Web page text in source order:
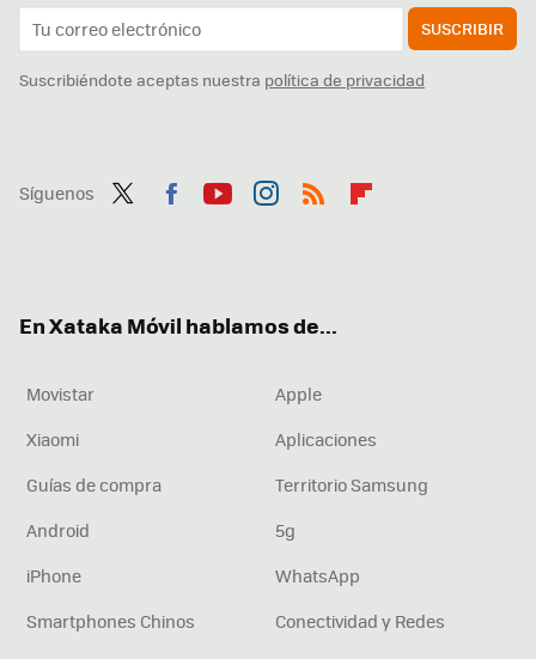
SUSCRIBIR
Suscribiéndote aceptas nuestra política de privacidad
Síguenos
En Xataka Móvil hablamos de...
Movistar
Apple
Xiaomi
Aplicaciones
Guías de compra
Territorio Samsung
Android
5g
iPhone
WhatsApp
Smartphones Chinos
Conectividad y Redes